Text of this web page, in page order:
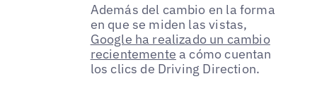
Además del cambio en la forma
en que se miden las vistas,
Google ha realizado un cambio
recientemente a cómo cuentan
los clics de Driving Direction.